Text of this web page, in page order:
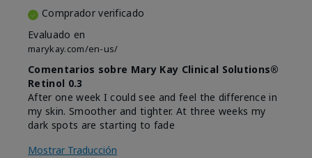
Comprador verificado
Evaluado en
marykay.com/en-us/
Comentarios sobre Mary Kay Clinical Solutions®
Retinol 0.3
After one week I could see and feel the difference in
my skin. Smoother and tighter. At three weeks my
dark spots are starting to fade
Mostrar Traducción